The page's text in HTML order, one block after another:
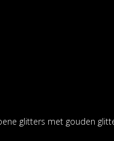
glitters met gouden